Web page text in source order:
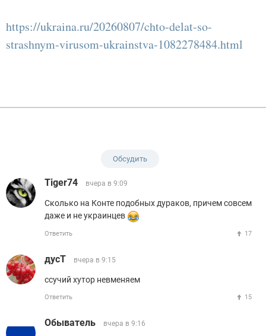
https://ukraina.ru/20260807/chto-delat-so-
strashnym-virusom-ukrainstva-1082278484.html
Обсудить
Tiger74 вчера в 9:09
Сколько на Конте подобных дураков, причем совсем
даже и не украинцев
Ответить 17
дусТ вчера в 9:15
ссучий хутор невменяем
Ответить 15
Обыватель вчера в 9:16